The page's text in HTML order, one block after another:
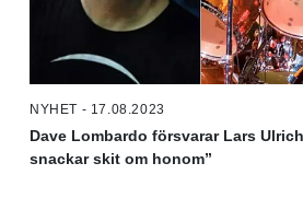
NYHET - 17.08.2023
Dave Lombardo försvarar Lars
snackar skit om honom”